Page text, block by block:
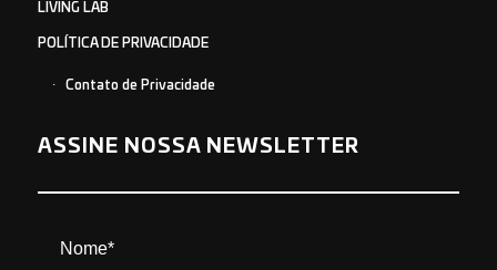
LIVING LAB
POLÍTICA DE PRIVACIDADE
Contato de Privacidade
ASSINE NOSSA NEWSLETTER
Nome*